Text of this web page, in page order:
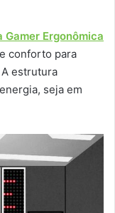
Gamer Ergonômica
conforto para
estrutura
seja em